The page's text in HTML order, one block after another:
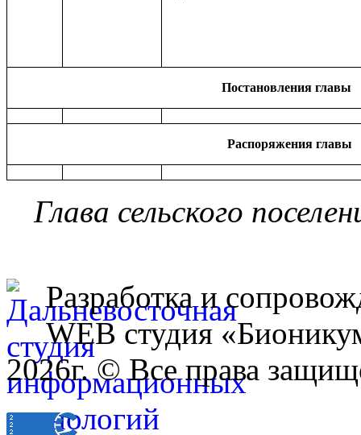
Постановления главы
Распоряжения главы
Глава сельского
Разработка и
WEB студия
2026г. © Все права